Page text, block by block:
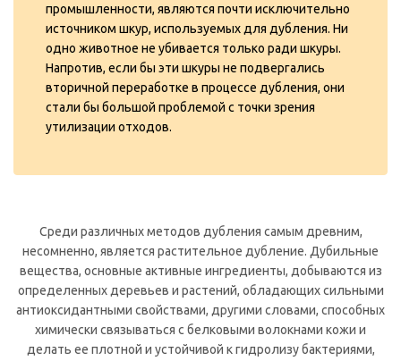
промышленности, являются почти исключительно
источником шкур, используемых для дубления. Ни
одно животное не убивается только ради шкуры.
Напротив, если бы эти шкуры не подвергались
вторичной переработке в процессе дубления, они
стали бы большой проблемой с точки зрения
утилизации отходов.
Среди различных методов дубления самым древним,
несомненно, является растительное дубление. Дубильные
вещества, основные активные ингредиенты, добываются из
определенных деревьев и растений, обладающих сильными
антиоксидантными свойствами, другими словами, способных
химически связываться с белковыми волокнами кожи и
делать ее плотной и устойчивой к гидролизу бактериями,